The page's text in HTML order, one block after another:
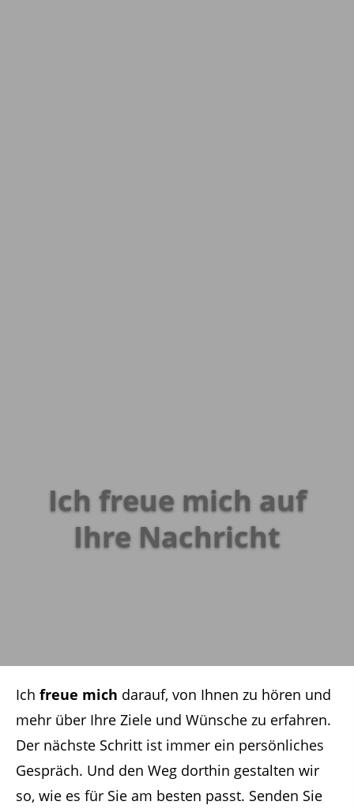
Ich freue mich auf
Ihre Nachricht
Ich freue mich darauf, von Ihnen zu hören und
mehr über Ihre Ziele und Wünsche zu erfahren.
Der nächste Schritt ist immer ein persönliches
Gespräch. Und den Weg dorthin gestalten wir
so, wie es für Sie am besten passt. Senden Sie